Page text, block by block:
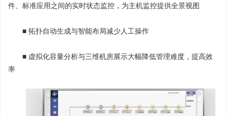
件、标准应用之间的实时状态监控，为主机监控提供全景视图
■ 拓扑自动生成与智能布局减少人工操作
■ 虚拟化容量分析与三维机房展示大幅降低管理难度，提高效
率